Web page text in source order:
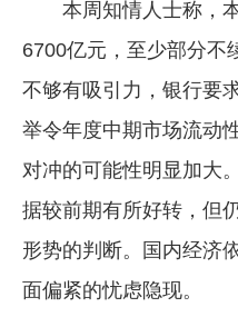
本周知情人士称，本
6700亿元，至少部分不
不够有吸引力，银行要
举令年度中期市场流动
对冲的可能性明显加大
据较前期有所好转，但
形势的判断。国内经济
面偏紧的忧虑隐现。